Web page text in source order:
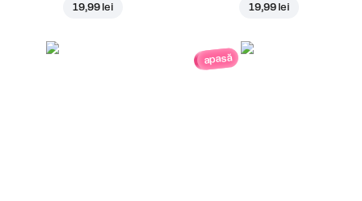
19,99 lei 19,99 lei
apasă